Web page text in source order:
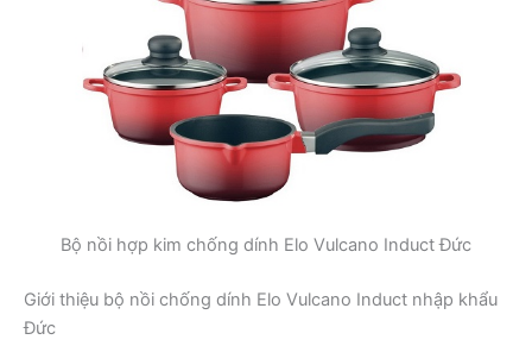
Bộ nồi hợp kim chống dính Elo Vulcano Induct Đức
Giới thiệu bộ nồi chống dính Elo Vulcano Induct nhập khẩu
Đức